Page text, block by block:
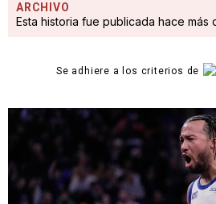
ARCHIVO
Esta historia fue publicada hace más
Se adhiere a los criterios de